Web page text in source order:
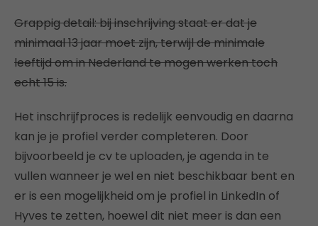
Grappig detail: bij inschrijving staat er dat je
minimaal 13 jaar moet zijn, terwijl de minimale
leeftijd om in Nederland te mogen werken toch
echt 15 is.
Het inschrijfproces is redelijk eenvoudig en daarna
kan je je profiel verder completeren. Door
bijvoorbeeld je cv te uploaden, je agenda in te
vullen wanneer je wel en niet beschikbaar bent en
er is een mogelijkheid om je profiel in LinkedIn of
Hyves te zetten, hoewel dit niet meer is dan een